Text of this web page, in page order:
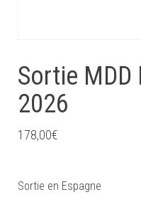
Sortie MDD
2026
178,00€
Sortie en Espagne